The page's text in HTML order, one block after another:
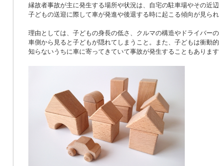
縁故者事故が主に発生する場所や状況は、自宅の駐車場やその近
子どもの送迎に際して車が発進や後退する時に起こる傾向が見ら
理由としては、子どもの身長の低さ、クルマの構造やドライバー
車側から見ると子どもが隠れてしまうこと。また、子どもは衝動
知らないうちに車に寄ってきていて事故が発生することもありま